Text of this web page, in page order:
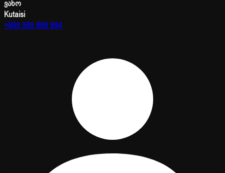
ვახო
Kutaisi
+995 585 888 894